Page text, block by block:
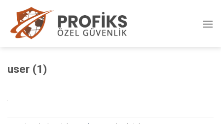
content
user (1)